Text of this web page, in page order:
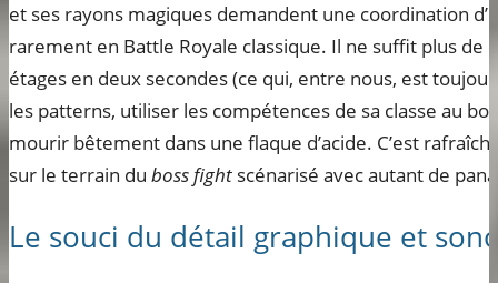
et ses rayons magiques demandent une coordination
rarement en Battle Royale classique. Il ne suffit plus de
étages en deux secondes (ce qui, entre nous, est
les patterns, utiliser les compétences de sa classe au
mourir bêtement dans une flaque d’acide. C’est
sur le terrain du boss fight scénarisé avec autant de
Le souci du détail graphique et